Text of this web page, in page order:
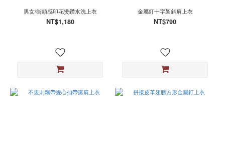
男女/街頭感印花燙鑽水洗上衣
NT$1,180
金屬釘十字架斜肩上衣
NT$790